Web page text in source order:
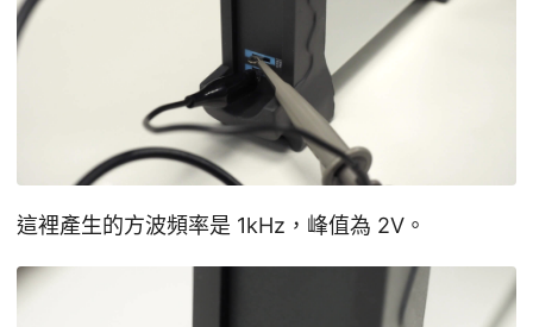
這裡產生的方波頻率是 1kHz，峰值為 2V。